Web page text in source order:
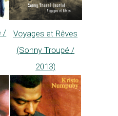
/
Voyages et Rêves
(Sonny Troupé /
2013)